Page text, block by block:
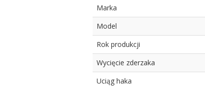
Marka
Model
Rok produkcji
Wycięcie zderzaka
Uciąg haka